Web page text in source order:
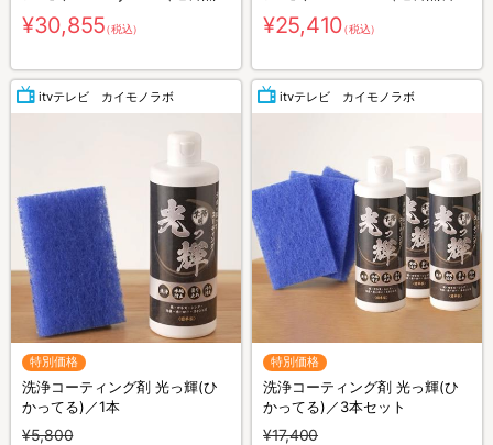
料・3枚組）
¥30,855（税込）
6枚組）
¥25,410（税込）
itvテレビ カイモノラボ
特別価格
洗浄コーティング剤 光っ輝(ひ
かってる)／1本
¥5,800
itvテレビ カイモノラボ
特別価格
洗浄コーティング剤 光っ輝(ひ
かってる)／3本セット
¥17,400